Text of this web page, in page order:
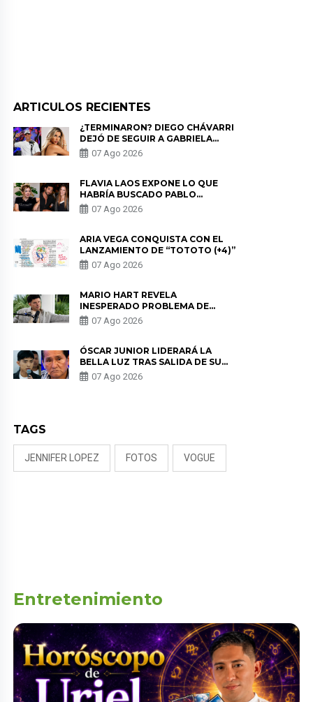
ARTICULOS RECIENTES
¿TERMINARON? DIEGO CHÁVARRI
DEJÓ DE SEGUIR A GABRIELA
HERRERA Y ANUNCIA SU SALIDA
DE PÓDCAST
07 Ago 2026
FLAVIA LAOS EXPONE LO QUE
HABRÍA BUSCADO PABLO
HEREDIA CON ALE FULLER: “UNA
DE LAS PARTES QUERÍA EL
07 Ago 2026
ARIA VEGA CONQUISTA CON EL
LANZAMIENTO DE “TOTOTO (+4)”
07 Ago 2026
MARIO HART REVELA
INESPERADO PROBLEMA DE
SALUD ANTES DE SEPARARSE DE
KORINA: “ME ENCONTRARON UN
07 Ago 2026
ÓSCAR JUNIOR LIDERARÁ LA
BELLA LUZ TRAS SALIDA DE SU
PADRE POR POLÉMICA CON
NALDY SALDAÑA
07 Ago 2026
TAGS
JENNIFER LOPEZ FOTOS VOGUE
Entretenimiento